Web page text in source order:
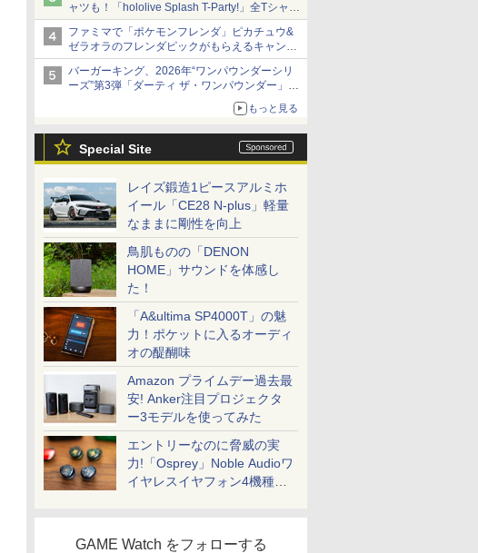
ャツも！「hololive Splash T-Party!」全Tシャツ
ラインナップ公開＆オンライン販売開始
ファミマで「ポケモンフレンダ」ピカチュウ&
ゼラオラのフレンダピックがもらえるキャンペ
ーン開催！
バーガーキング、2026年“ワンパウンダーシリ
ーズ”第3弾「ダーティ ザ・ワンパウンダー」を
「特製ガーリックマヨソース」を使用した超大
もっと見る
Special Site
レイズ鍛造1ピースアルミホ
イール「CE28 N-plus」軽量
なままに剛性を向上
鳥肌ものの「DENON
HOME」サウンドを体感し
た！
「A&ultima SP4000T」の魅
力！ポケットに入るオーディ
オの醍醐味
Amazon プライムデー過去最
安! Anker注目プロジェクタ
ー3モデルを使ってみた
エントリーなのに脅威の実
力!「Osprey」Noble Audioワ
イヤレスイヤフォン4機種を
GAME Watch をフォローする